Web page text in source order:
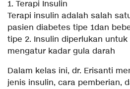
1. Terapi Insulin
Terapi insulin adalah salah
pasien diabetes tipe 1dan
tipe 2. Insulin diperlukan
mengatur kadar gula darah
Dalam kelas ini, dr. Erisanti
jenis insulin, cara pemberian,